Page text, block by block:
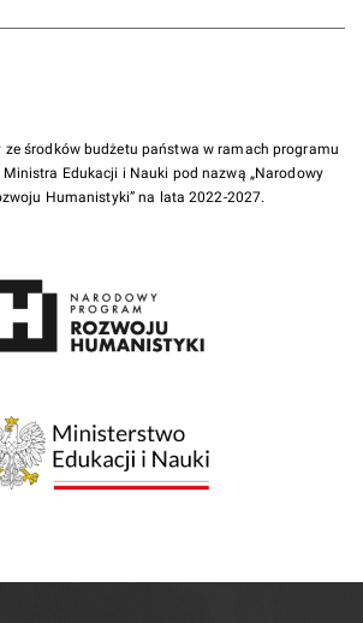
środków budżetu państwa w ramach programu
Edukacji i Nauki pod nazwą „Narodowy
Humanistyki” na lata 2022-2027.